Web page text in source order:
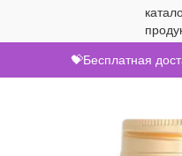
💝Бесплатная